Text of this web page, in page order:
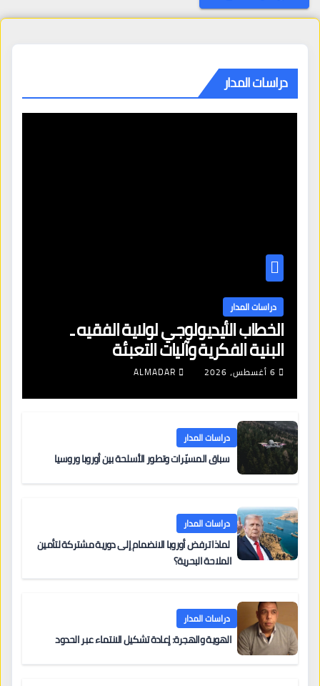
دراسات المدار
دراسات المدار
الخطاب الأيديولوجي لولاية الفقيه ـ
البنية الفكرية وآليات التعبئة
6 أغسطس، 2026 ALMADAR
دراسات المدار
سباق المسيّرات وتطور الأسلحة بين أوروبا وروسيا
دراسات المدار
لماذا ترفض أوروبا الانضمام إلى دورية مشتركة لتأمين
الملاحة البحرية؟
دراسات المدار
الهوية والهجرة: إعادة تشكيل الانتماء عبر الحدود